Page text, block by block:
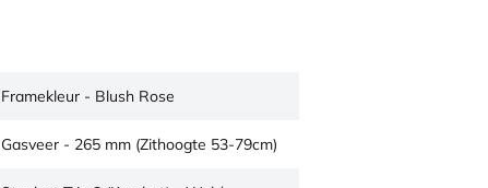
Framekleur - Blush Rose
Gasveer - 265 mm (Zithoogte 53-79cm)